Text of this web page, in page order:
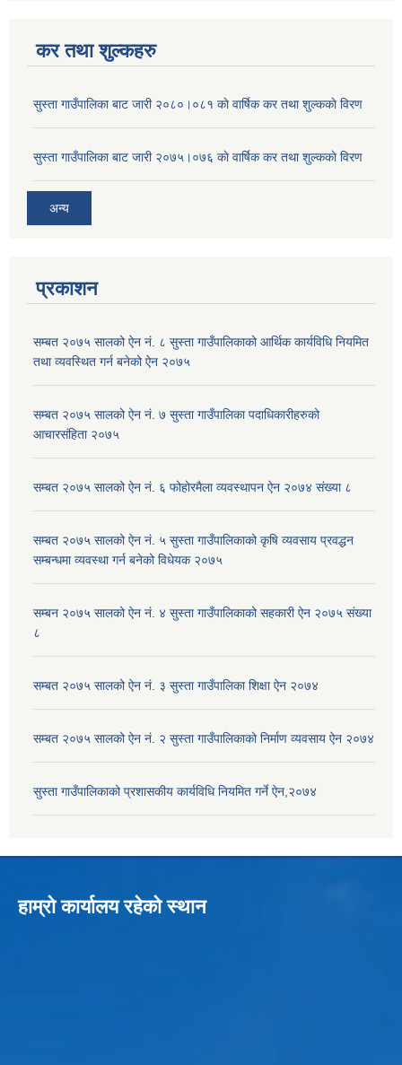
कर तथा शुल्कहरु
सुस्ता गाउँपालिका बाट जारी २०८०।०८१ काे वार्षिक कर तथा शुल्ककाे विरण
सुस्ता गाउँपालिका बाट जारी २०७५।०७६ काे वार्षिक कर तथा शुल्ककाे विरण
अन्य
प्रकाशन
सम्बत २०७५ सालको ऐन नं. ८ सुस्ता गाउँपालिकाको आर्थिक कार्यविधि नियमित
तथा व्यवस्थित गर्न बनेको ऐन २०७५
सम्बत २०७५ सालको ऐन नं. ७ सुस्ता गाउँपालिका पदाधिकारीहरुको
आचारसंहिता २०७५
सम्बत २०७५ सालको ऐन नं. ६ फोहोरमैला व्यवस्थापन ऐन २०७४ संख्या ८
सम्बत २०७५ सालको ऐन नं. ५ सुस्ता गाउँपालिकाको कृषि व्यवसाय प्रवद्धन
सम्बन्धमा व्यवस्था गर्न बनेको विधेयक २०७५
सम्बन २०७५ सालको ऐन नं. ४ सुस्ता गाउँपालिकाको सहकारी ऐन २०७५ संख्या
८
सम्बत २०७५ सालको ऐन नं. ३ सुस्ता गाउँपालिका शिक्षा ऐन २०७४
सम्बत २०७५ सालको ऐन नं. २ सुस्ता गाउँपालिकाको निर्माण व्यवसाय ऐन २०७४
सुस्ता गाउँपालिकाको प्रशासकीय कार्यविधि नियमित गर्ने ऐन,२०७४
हाम्रो कार्यालय रहेको स्थान